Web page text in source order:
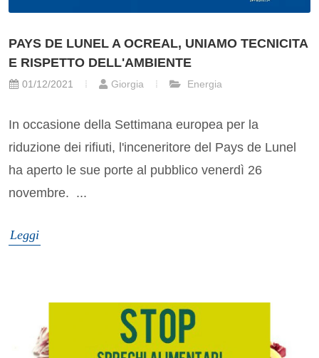
PAYS DE LUNEL A OCREAL, UNIAMO TECNICITA
E RISPETTO DELL'AMBIENTE
01/12/2021 Giorgia Energia
In occasione della Settimana europea per la
riduzione dei rifiuti, l'inceneritore del Pays de Lunel
ha aperto le sue porte al pubblico venerdì 26
novembre. ...
Leggi